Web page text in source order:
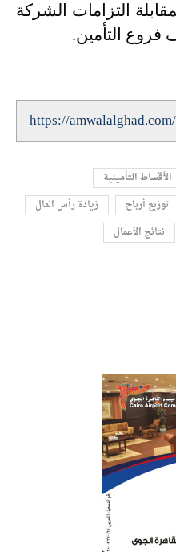
التزامات الشركة
فروع التأمين.
https://
الأقساط التأمينية
توزيع أرباح
زيادة رأس المال
نتائج الأعمال